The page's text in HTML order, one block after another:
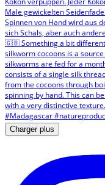
Charger plus